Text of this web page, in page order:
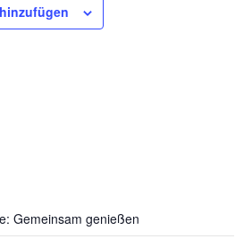
Gemeinsam genießen